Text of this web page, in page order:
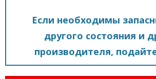
Если необходимы
другого состояния и
производителя,